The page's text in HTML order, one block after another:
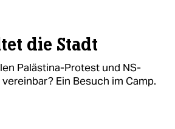
die Stadt
Palästina-Protest und NS-
Ein Besuch im Camp.